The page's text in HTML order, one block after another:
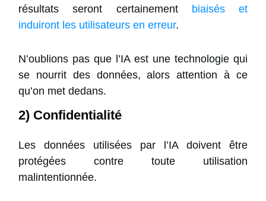
résultats seront certainement
biaisés et
induiront les utilisateurs en erreur.
N’oublions pas que l’IA est une technologie qui
se nourrit des données, alors attention à ce
qu’on met dedans.
2) Confidentialité
Les données utilisées par l’IA doivent être
protégées contre toute utilisation
malintentionnée.